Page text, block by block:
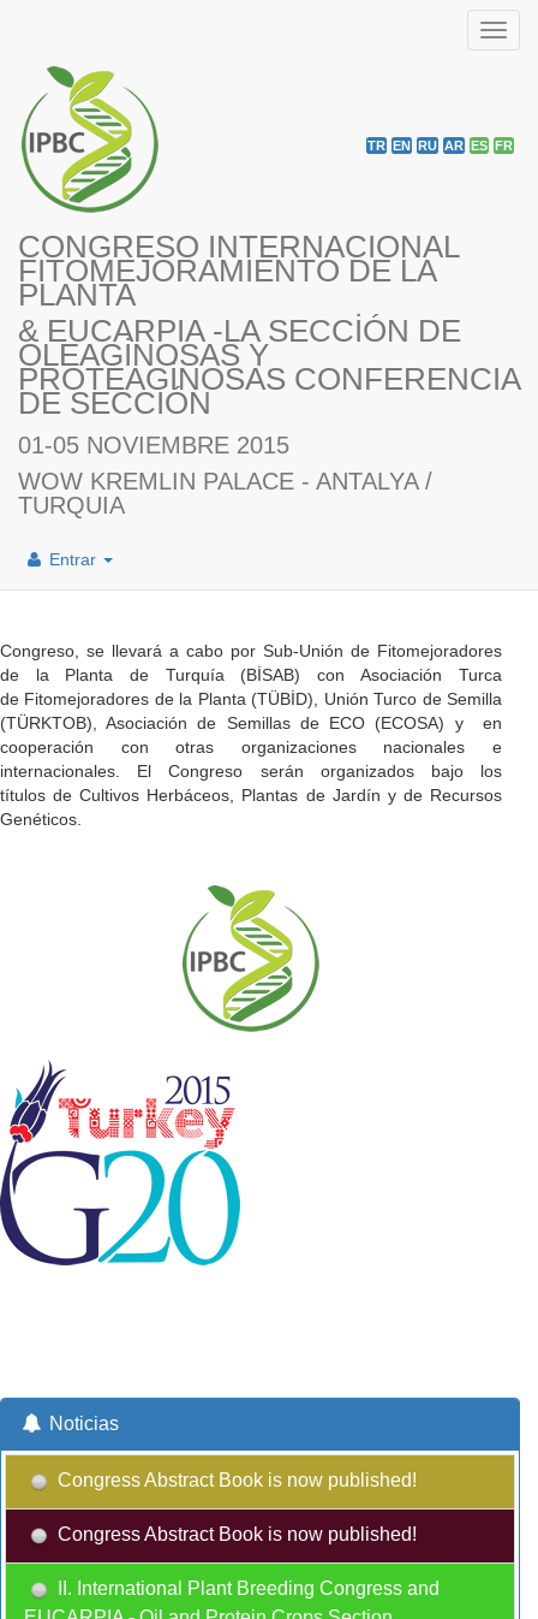
CONGRESO INTERNACIONAL
FITOMEJORAMIENTO DE LA
PLANTA
& EUCARPIA -LA SECCİÓN DE
OLEAGİNOSAS Y
PROTEAGİNOSAS CONFERENCIA
DE SECCIÓN
01-05 NOVIEMBRE 2015
WOW KREMLIN PALACE - ANTALYA /
TURQUIA
TR EN RU AR ES FR
Entrar
Congreso, se llevará a cabo por Sub-Unión de Fitomejoradores
de la Planta de Turquía (BİSAB) con Asociación Turca
de Fitomejoradores de la Planta (TÜBİD), Unión Turco de Semilla
(TÜRKTOB), Asociación de Semillas de ECO (ECOSA) y en
cooperación con otras organizaciones nacionales e
internacionales. El Congreso serán organizados bajo los
títulos de Cultivos Herbáceos, Plantas de Jardín y de Recursos
Genéticos.
Noticias
Congress Abstract Book is now published!
Congress Abstract Book is now published!
II. International Plant Breeding Congress and